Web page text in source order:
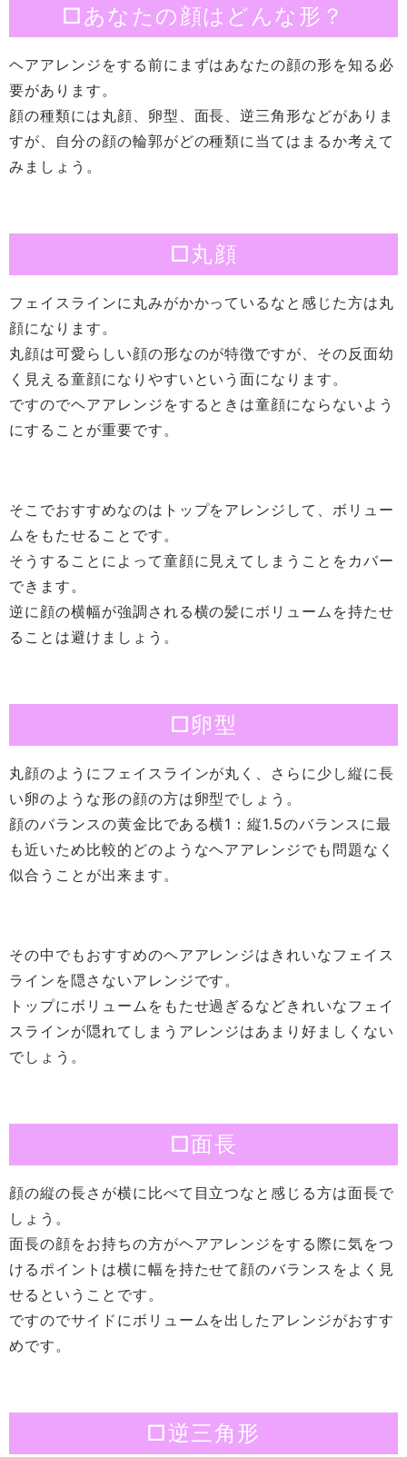
□あなたの顔はどんな形？
ヘアアレンジをする前にまずはあなたの顔の形を知る必
要があります。
顔の種類には丸顔、卵型、面長、逆三角形などがありま
すが、自分の顔の輪郭がどの種類に当てはまるか考えて
みましょう。
□丸顔
フェイスラインに丸みがかかっているなと感じた方は丸
顔になります。
丸顔は可愛らしい顔の形なのが特徴ですが、その反面幼
く見える童顔になりやすいという面になります。
ですのでヘアアレンジをするときは童顔にならないよう
にすることが重要です。
そこでおすすめなのはトップをアレンジして、ボリュー
ムをもたせることです。
そうすることによって童顔に見えてしまうことをカバー
できます。
逆に顔の横幅が強調される横の髪にボリュームを持たせ
ることは避けましょう。
□卵型
丸顔のようにフェイスラインが丸く、さらに少し縦に長
い卵のような形の顔の方は卵型でしょう。
顔のバランスの黄金比である横1：縦1.5のバランスに最
も近いため比較的どのようなヘアアレンジでも問題なく
似合うことが出来ます。
その中でもおすすめのヘアアレンジはきれいなフェイス
ラインを隠さないアレンジです。
トップにボリュームをもたせ過ぎるなどきれいなフェイ
スラインが隠れてしまうアレンジはあまり好ましくない
でしょう。
□面長
顔の縦の長さが横に比べて目立つなと感じる方は面長で
しょう。
面長の顔をお持ちの方がヘアアレンジをする際に気をつ
けるポイントは横に幅を持たせて顔のバランスをよく見
せるということです。
ですのでサイドにボリュームを出したアレンジがおすす
めです。
□逆三角形